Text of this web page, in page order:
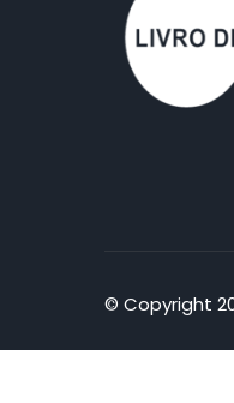
© Copyright